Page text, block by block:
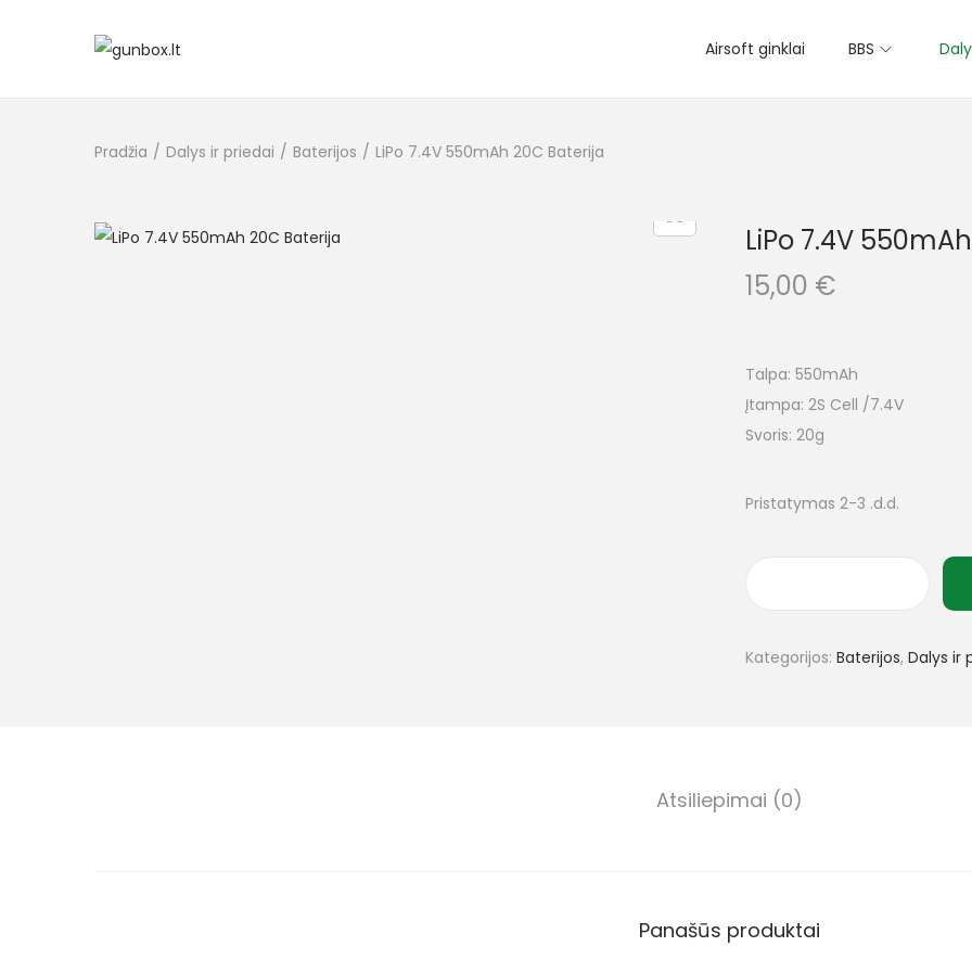
Airsoft ginklai BBS
Pradžia / Dalys ir priedai / Baterijos / LiPo 7.4V 550mAh 20C Baterija
LiPo 7.4V
15,00 €
Talpa: 550mAh
Įtampa: 2S Cell /7.4V
Svoris: 20g
Pristatymas 2-3 .d.d.
Kategorijos: Baterijos, Dalys ir
Atsiliepimai (0)
Panašūs produktai